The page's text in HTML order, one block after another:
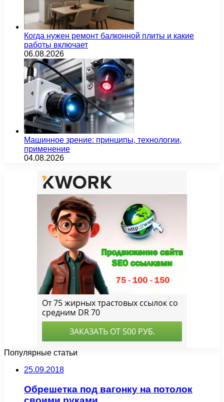
Когда нужен ремонт балконной плиты и какие
работы включает
06.08.2026
Машинное зрение: принципы, технологии,
применение
04.08.2026
Популярные статьи
25.09.2018
Обрешетка под вагонку на потолок